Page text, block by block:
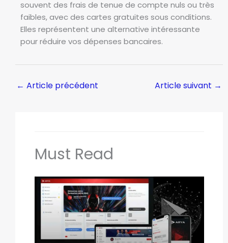
souvent des frais de tenue de compte nuls ou très
faibles, avec des cartes gratuites sous conditions.
Elles représentent une alternative intéressante
pour réduire vos dépenses bancaires.
← Article précédent Article suivant →
Must Read